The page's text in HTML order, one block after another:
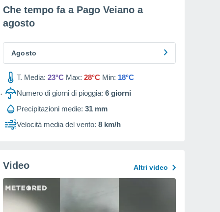
Che tempo fa a Pago Veiano a
agosto
Agosto
T. Media: 23°C Max: 28°C Min: 18°C
Numero di giorni di pioggia: 6 giorni
Precipitazioni medie: 31 mm
Velocità media del vento: 8 km/h
Video Altri video